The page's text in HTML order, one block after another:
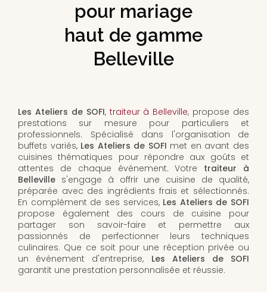
pour mariage
haut de gamme
Belleville
Les Ateliers de SOFI, traiteur à Belleville, propose des
prestations sur mesure pour particuliers et
professionnels. Spécialisé dans l'organisation de
buffets variés, Les Ateliers de SOFI met en avant des
cuisines thématiques pour répondre aux goûts et
attentes de chaque événement. Votre traiteur à
Belleville s'engage à offrir une cuisine de qualité,
préparée avec des ingrédients frais et sélectionnés.
En complément de ses services, Les Ateliers de SOFI
propose également des cours de cuisine pour
partager son savoir-faire et permettre aux
passionnés de perfectionner leurs techniques
culinaires. Que ce soit pour une réception privée ou
un événement d'entreprise, Les Ateliers de SOFI
garantit une prestation personnalisée et réussie.